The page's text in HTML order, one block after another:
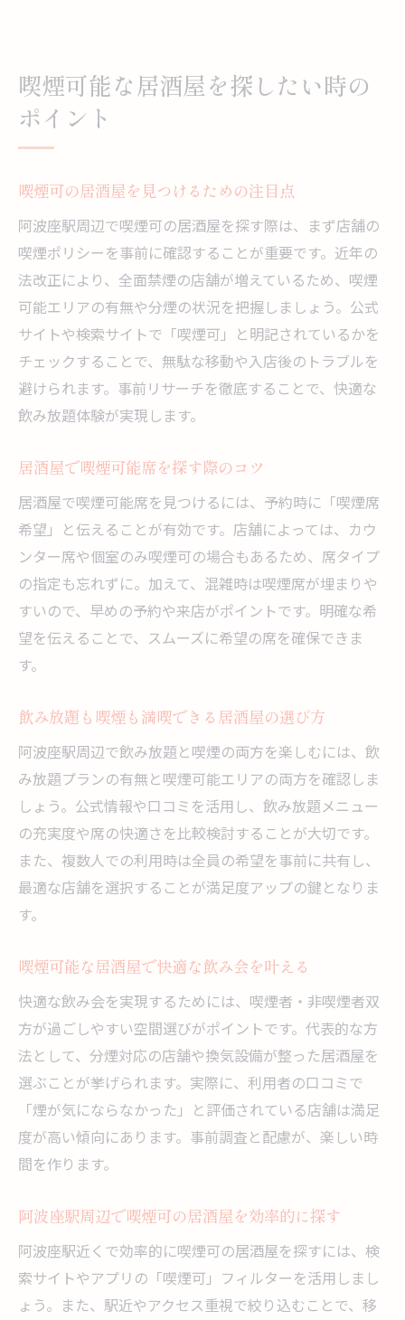
喫煙可能な居酒屋を探したい時の
ポイント
喫煙可の居酒屋を見つけるための注目点
阿波座駅周辺で喫煙可の居酒屋を探す際は、まず店舗の
喫煙ポリシーを事前に確認することが重要です。近年の
法改正により、全面禁煙の店舗が増えているため、喫煙
可能エリアの有無や分煙の状況を把握しましょう。公式
サイトや検索サイトで「喫煙可」と明記されているかを
チェックすることで、無駄な移動や入店後のトラブルを
避けられます。事前リサーチを徹底することで、快適な
飲み放題体験が実現します。
居酒屋で喫煙可能席を探す際のコツ
居酒屋で喫煙可能席を見つけるには、予約時に「喫煙席
希望」と伝えることが有効です。店舗によっては、カウ
ンター席や個室のみ喫煙可の場合もあるため、席タイプ
の指定も忘れずに。加えて、混雑時は喫煙席が埋まりや
すいので、早めの予約や来店がポイントです。明確な希
望を伝えることで、スムーズに希望の席を確保できま
す。
飲み放題も喫煙も満喫できる居酒屋の選び方
阿波座駅周辺で飲み放題と喫煙の両方を楽しむには、飲
み放題プランの有無と喫煙可能エリアの両方を確認しま
しょう。公式情報や口コミを活用し、飲み放題メニュー
の充実度や席の快適さを比較検討することが大切です。
また、複数人での利用時は全員の希望を事前に共有し、
最適な店舗を選択することが満足度アップの鍵となりま
す。
喫煙可能な居酒屋で快適な飲み会を叶える
快適な飲み会を実現するためには、喫煙者・非喫煙者双
方が過ごしやすい空間選びがポイントです。代表的な方
法として、分煙対応の店舗や換気設備が整った居酒屋を
選ぶことが挙げられます。実際に、利用者の口コミで
「煙が気にならなかった」と評価されている店舗は満足
度が高い傾向にあります。事前調査と配慮が、楽しい時
間を作ります。
阿波座駅周辺で喫煙可の居酒屋を効率的に探す
阿波座駅近くで効率的に喫煙可の居酒屋を探すには、検
索サイトやアプリの「喫煙可」フィルターを活用しまし
ょう。また、駅近やアクセス重視で絞り込むことで、移